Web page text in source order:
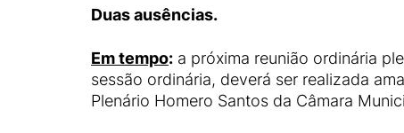
Duas ausências.
Em tempo: a próxima reunião ordinária
sessão ordinária, deverá ser realizada
Plenário Homero Santos da Câmara